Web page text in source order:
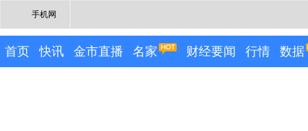
手机网
首页 快讯 金市直播 名家 财经要闻 行情 数据